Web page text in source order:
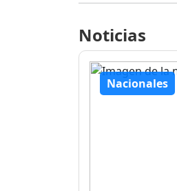
Noticias
Nacionales